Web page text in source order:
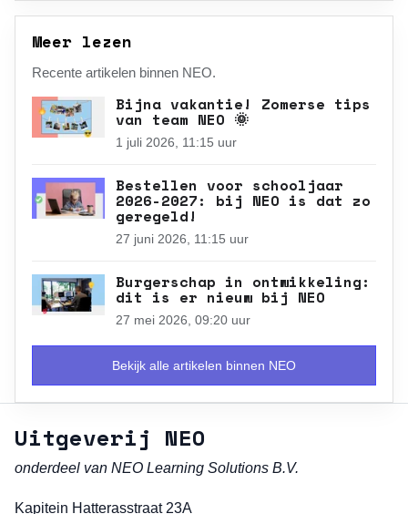
Meer lezen
Recente artikelen binnen NEO.
Bijna vakantie! Zomerse tips
van team NEO 🌞
1 juli 2026, 11:15 uur
Bestellen voor schooljaar
2026-2027: bij NEO is dat zo
geregeld!
27 juni 2026, 11:15 uur
Burgerschap in ontwikkeling:
dit is er nieuw bij NEO
27 mei 2026, 09:20 uur
Bekijk alle artikelen binnen NEO
Uitgeverij NEO
onderdeel van NEO Learning Solutions B.V.
Kapitein Hatterasstraat 23A